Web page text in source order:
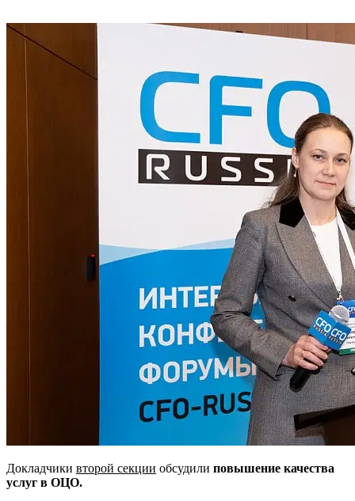
Докладчики второй секции обсудили повышение качества
услуг в ОЦО.